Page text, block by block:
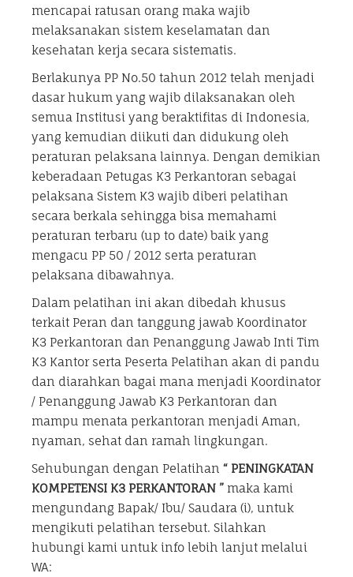
mencapai ratusan orang maka wajib
melaksanakan sistem keselamatan dan
kesehatan kerja secara sistematis.
Berlakunya PP No.50 tahun 2012 telah menjadi
dasar hukum yang wajib dilaksanakan oleh
semua Institusi yang beraktifitas di Indonesia,
yang kemudian diikuti dan didukung oleh
peraturan pelaksana lainnya. Dengan demikian
keberadaan Petugas K3 Perkantoran sebagai
pelaksana Sistem K3 wajib diberi pelatihan
secara berkala sehingga bisa memahami
peraturan terbaru (up to date) baik yang
mengacu PP 50 / 2012 serta peraturan
pelaksana dibawahnya.
Dalam pelatihan ini akan dibedah khusus
terkait Peran dan tanggung jawab Koordinator
K3 Perkantoran dan Penanggung Jawab Inti Tim
K3 Kantor serta Peserta Pelatihan akan di pandu
dan diarahkan bagai mana menjadi Koordinator
/ Penanggung Jawab K3 Perkantoran dan
mampu menata perkantoran menjadi Aman,
nyaman, sehat dan ramah lingkungan.
Sehubungan dengan Pelatihan “ PENINGKATAN
KOMPETENSI K3 PERKANTORAN ” maka kami
mengundang Bapak/ Ibu/ Saudara (i), untuk
mengikuti pelatihan tersebut. Silahkan
hubungi kami untuk info lebih lanjut melalui
WA: